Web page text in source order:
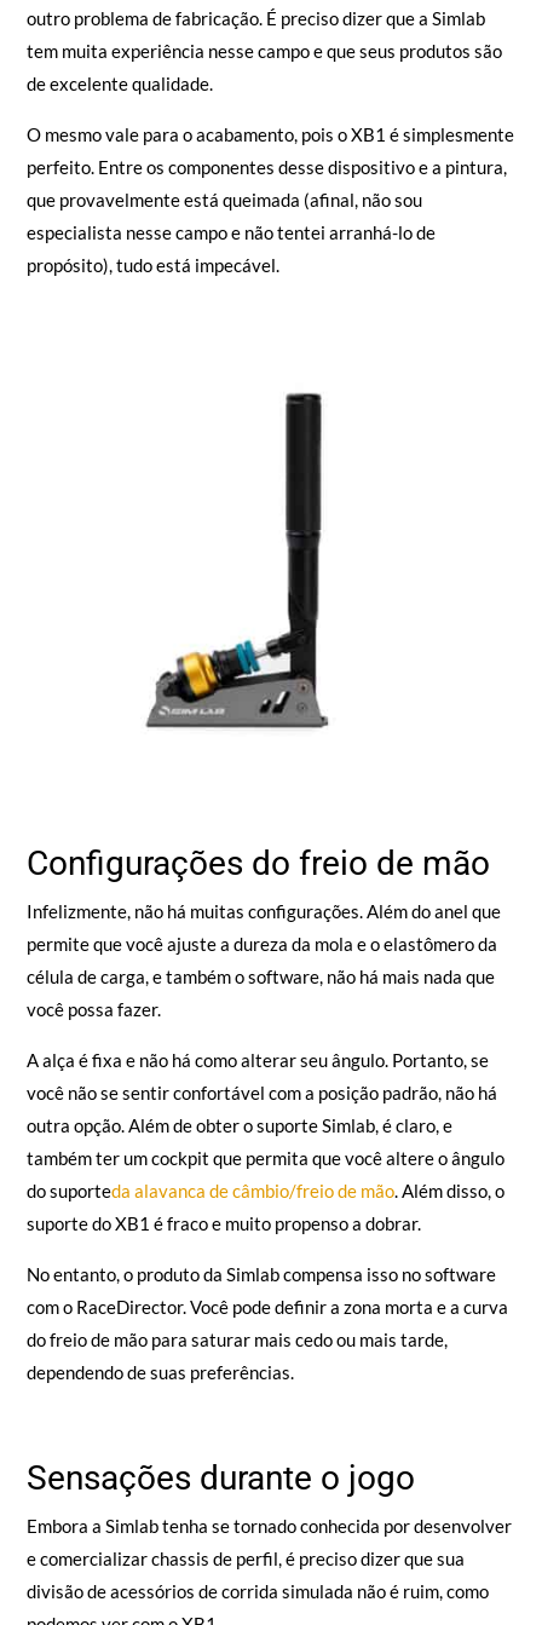
outro problema de fabricação. É preciso dizer que a Simlab
tem muita experiência nesse campo e que seus produtos são
de excelente qualidade.
O mesmo vale para o acabamento, pois o XB1 é simplesmente
perfeito. Entre os componentes desse dispositivo e a pintura,
que provavelmente está queimada (afinal, não sou
especialista nesse campo e não tentei arranhá-lo de
propósito), tudo está impecável.
Configurações do freio de mão
Infelizmente, não há muitas configurações. Além do anel que
permite que você ajuste a dureza da mola e o elastômero da
célula de carga, e também o software, não há mais nada que
você possa fazer.
A alça é fixa e não há como alterar seu ângulo. Portanto, se
você não se sentir confortável com a posição padrão, não há
outra opção. Além de obter o suporte Simlab, é claro, e
também ter um cockpit que permita que você altere o ângulo
do suporteda alavanca de câmbio/freio de mão. Além disso, o
suporte do XB1 é fraco e muito propenso a dobrar.
No entanto, o produto da Simlab compensa isso no software
com o RaceDirector. Você pode definir a zona morta e a curva
do freio de mão para saturar mais cedo ou mais tarde,
dependendo de suas preferências.
Sensações durante o jogo
Embora a Simlab tenha se tornado conhecida por desenvolver
e comercializar chassis de perfil, é preciso dizer que sua
divisão de acessórios de corrida simulada não é ruim, como